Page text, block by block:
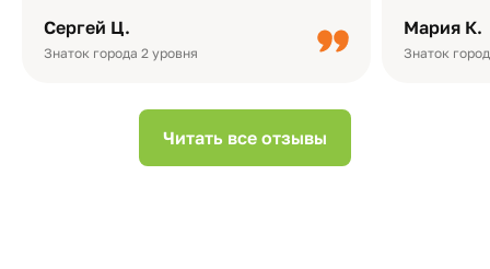
Сергей Ц.
Знаток города 2 уровня
Мария К.
Знаток
видео с
Читать все отзывы